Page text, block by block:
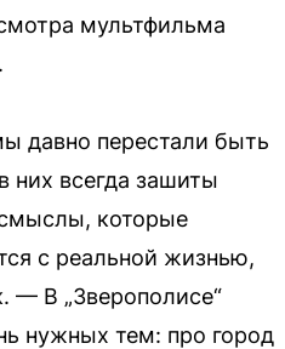
мультфильма
давно перестали быть
них всегда зашиты
которые
с реальной жизнью,
— В „Зверополисе“
нужных тем: про город